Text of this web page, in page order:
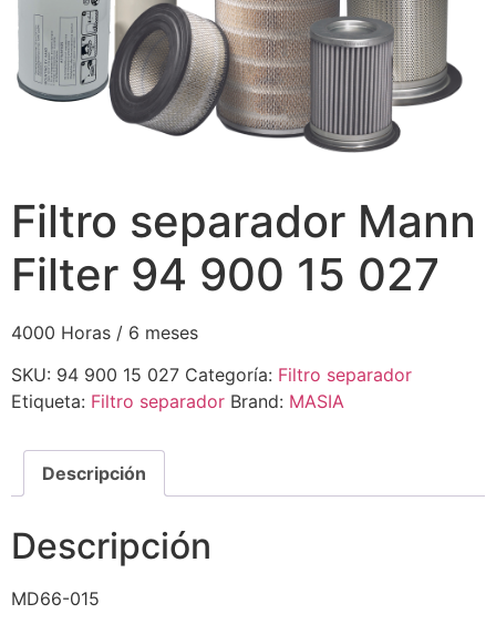
Filtro separador Mann
Filter 94 900 15 027
4000 Horas / 6 meses
SKU: 94 900 15 027 Categoría: Filtro separador
Etiqueta: Filtro separador Brand: MASIA
Descripción
Descripción
MD66-015